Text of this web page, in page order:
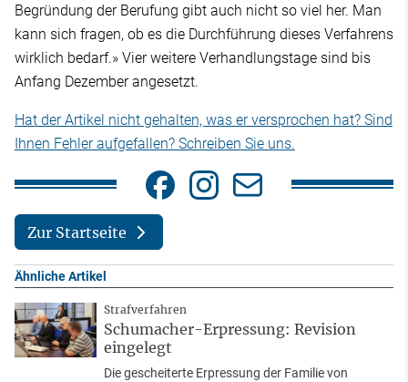
Begründung der Berufung gibt auch nicht so viel her. Man
kann sich fragen, ob es die Durchführung dieses Verfahrens
wirklich bedarf.» Vier weitere Verhandlungstage sind bis
Anfang Dezember angesetzt.
Hat der Artikel nicht gehalten, was er versprochen hat? Sind
Ihnen Fehler aufgefallen? Schreiben Sie uns.
Zur Startseite
Ähnliche Artikel
Strafverfahren
Schumacher-Erpressung: Revision
eingelegt
Die gescheiterte Erpressung der Familie von